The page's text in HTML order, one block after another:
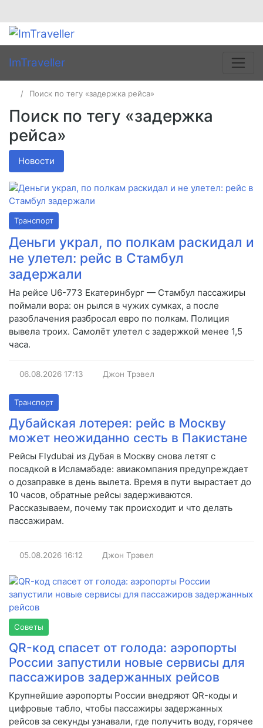
ImTraveller
Поиск по тегу «задержка рейса»
Поиск по тегу «задержка
рейса»
Новости
Транспорт
Деньги украл, по полкам раскидал и
не улетел: рейс в Стамбул
задержали
На рейсе U6-773 Екатеринбург — Стамбул пассажиры
поймали вора: он рылся в чужих сумках, а после
разоблачения разбросал евро по полкам. Полиция
вывела троих. Самолёт улетел с задержкой менее 1,5
часа.
06.08.2026 17:13 Джон Трэвел
Транспорт
Дубайская лотерея: рейс в Москву
может неожиданно сесть в Пакистане
Рейсы Flydubai из Дубая в Москву снова летят с
посадкой в Исламабаде: авиакомпания предупреждает
о дозаправке в день вылета. Время в пути вырастает до
10 часов, обратные рейсы задерживаются.
Рассказываем, почему так происходит и что делать
пассажирам.
05.08.2026 16:12 Джон Трэвел
Советы
QR-код спасет от голода: аэропорты
России запустили новые сервисы для
пассажиров задержанных рейсов
Крупнейшие аэропорты России внедряют QR-коды и
цифровые табло, чтобы пассажиры задержанных
рейсов за секунды узнавали, где получить воду, горячее